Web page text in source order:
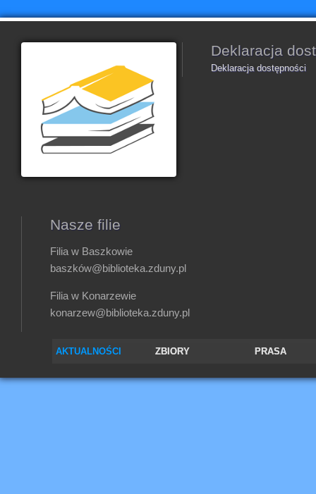
Deklaracja
Deklaracja dostępności
Nasze filie
Filia w Baszkowie
baszków@biblioteka.zduny.pl
Filia w Konarzewie
konarzew@biblioteka.zduny.pl
AKTUALNOŚCI ZBIORY PRASA